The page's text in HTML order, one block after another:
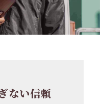
ない信頼